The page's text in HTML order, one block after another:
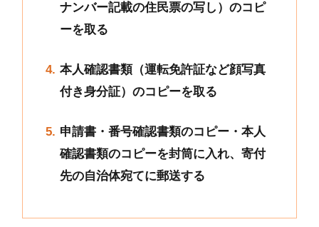
ナンバー記載の住民票の写し）のコピ
ーを取る
本人確認書類（運転免許証など顔写真
付き身分証）のコピーを取る
申請書・番号確認書類のコピー・本人
確認書類のコピーを封筒に入れ、寄付
先の自治体宛てに郵送する